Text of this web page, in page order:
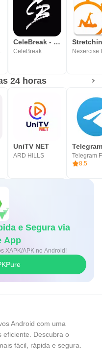
CeleBreak - Play Football
CeleBreak Nexercise
24 horas
UniTV NET
ARD HILLS
Telegram
Telegram
8.5
e Segura via
App
XAPK/APK no Android!
Android com uma
eficiente. Descubra o
fácil, rápida e segura.